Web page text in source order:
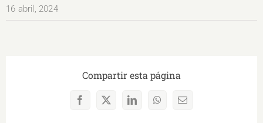
16 abril, 2024
Compartir esta página
Facebook
X LinkedInWhatsAppCorreo